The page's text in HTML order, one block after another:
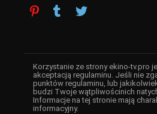
Korzystanie ze strony ekino-tv.pro
akceptacją regulaminu. Jeśli nie
punktów regulaminu, lub
budzi Twoje wątpliwościnich
Informacje na tej stronie mają
informacyjny.